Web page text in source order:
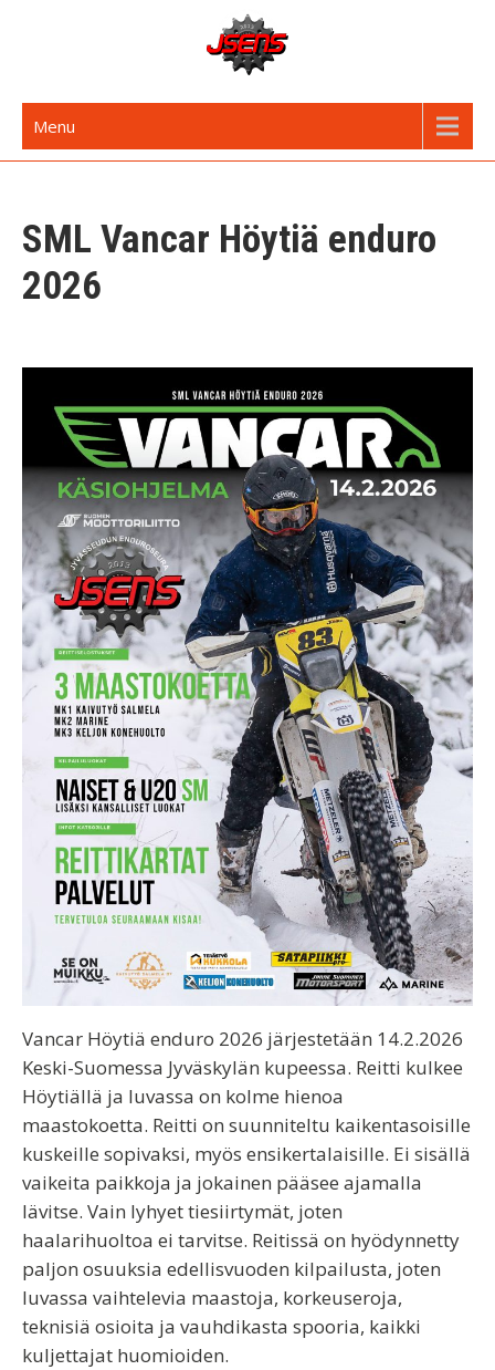
JSENS FI
Menu
SML Vancar Höytiä enduro
2026
Vancar Höytiä enduro 2026 järjestetään 14.2.2026
Keski-Suomessa Jyväskylän kupeessa. Reitti kulkee
Höytiällä ja luvassa on kolme hienoa
maastokoetta. Reitti on suunniteltu kaikentasoisille
kuskeille sopivaksi, myös ensikertalaisille. Ei sisällä
vaikeita paikkoja ja jokainen pääsee ajamalla
lävitse. Vain lyhyet tiesiirtymät, joten
haalarihuoltoa ei tarvitse. Reitissä on hyödynnetty
paljon osuuksia edellisvuoden kilpailusta, joten
luvassa vaihtelevia maastoja, korkeuseroja,
teknisiä osioita ja vauhdikasta spooria, kaikki
kuljettajat huomioiden.